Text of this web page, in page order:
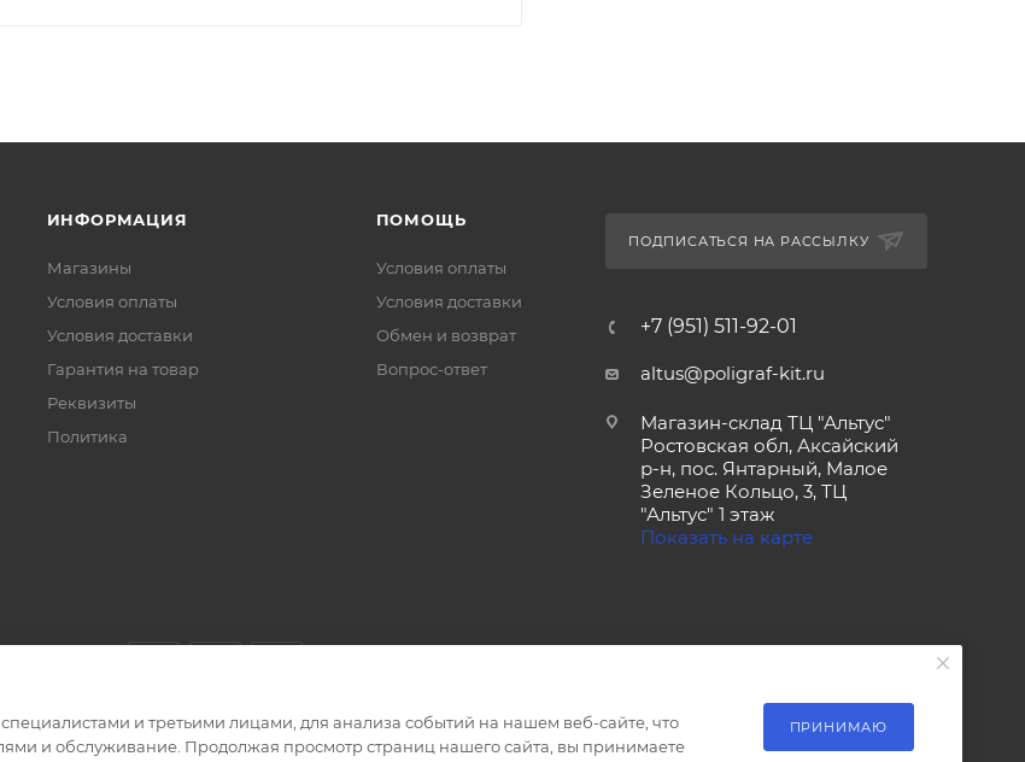
ИНФОРМАЦИЯ
Магазины
Условия оплаты
Условия доставки
Гарантия на товар
Реквизиты
Политика
ПОМОЩЬ
Условия оплаты
Условия доставки
Обмен и возврат
Вопрос-ответ
ПОДПИСАТЬСЯ НА РАССЫЛКУ
+7 (951) 511-92-01
altus@poligraf-kit.ru
Магазин-склад ТЦ "Альтус"
Ростовская обл, Аксайский
р-н, пос. Янтарный, Малое
Зеленое Кольцо, 3, ТЦ
"Альтус" 1 этаж
Показать на карте
и третьими лицами, для анализа событий на нашем веб-сайте, что
и обслуживание. Продолжая просмотр страниц нашего сайта, вы принимаете
ПРИНИМАЮ